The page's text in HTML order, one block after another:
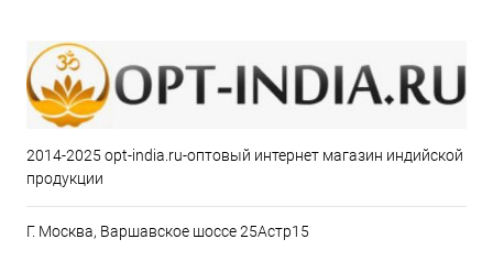
2014-2025 opt-india.ru-оптовый интернет магазин индийской
продукции
Г. Москва, Варшавское шоссе 25Астр15